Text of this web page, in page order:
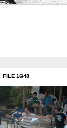
FILE 16/48